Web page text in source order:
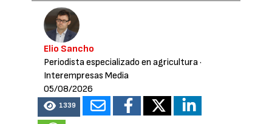
Elio Sancho
Periodista especializado en agricultura·
Interempresas Media
05/08/2026
1339